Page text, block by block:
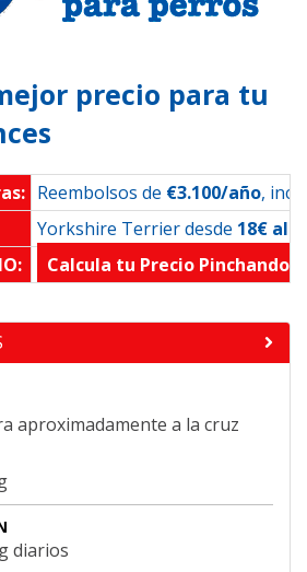
precio para tu
Reembolsos de €3.100/año,
Yorkshire Terrier desde 18€ al
Calcula tu Precio Pinchando
aproximadamente a la cruz
diarios